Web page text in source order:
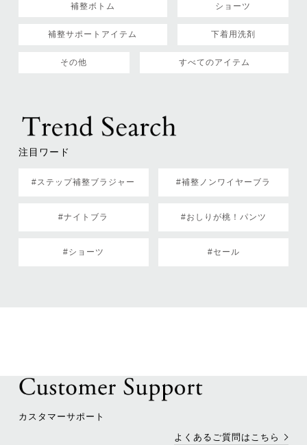
補整ボトム ショーツ
補整サポートアイテム 下着用洗剤
その他 すべてのアイテム
注目ワード
#ステップ補整ブラジャー #補整ノンワイヤーブラ
#ナイトブラ #おしりが桃！パンツ
#ショーツ #セール
カスタマーサポート
よくあるご質問はこちら